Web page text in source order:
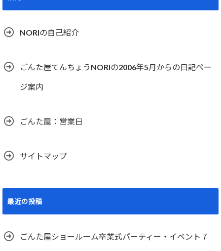
NORIの自己紹介
ごんた屋てんちょうNORIの2006年5月からの日記ペー
ジ案内
ごんた屋：営業日
サイトマップ
最近の投稿
ごんた屋ショールーム卒業式パーティー・イベント７